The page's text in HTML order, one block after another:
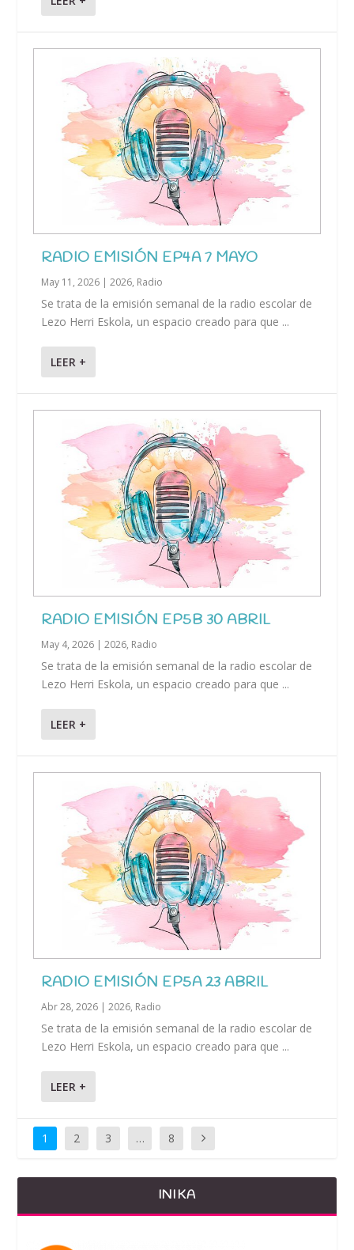
RADIO EMISIÓN EP4A 7 MAYO
May 11, 2026 |2026, Radio
Se trata de la emisión semanal de la radio escolar de
Lezo Herri Eskola, un espacio creado para que ...
LEER +
RADIO EMISIÓN EP5B 30 ABRIL
May 4, 2026 |2026, Radio
Se trata de la emisión semanal de la radio escolar de
Lezo Herri Eskola, un espacio creado para que ...
LEER +
RADIO EMISIÓN EP5A 23 ABRIL
Abr 28, 2026 |2026, Radio
Se trata de la emisión semanal de la radio escolar de
Lezo Herri Eskola, un espacio creado para que ...
LEER +
1 2 3 … 8
INIKA